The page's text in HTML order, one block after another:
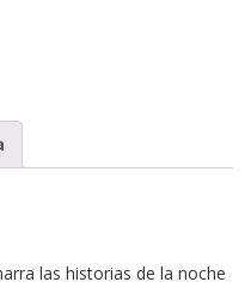
las historias de la noche